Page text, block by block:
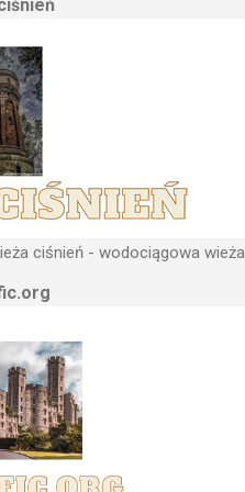
Ponieważ gromadząca się
ciśnień - wodociągowa